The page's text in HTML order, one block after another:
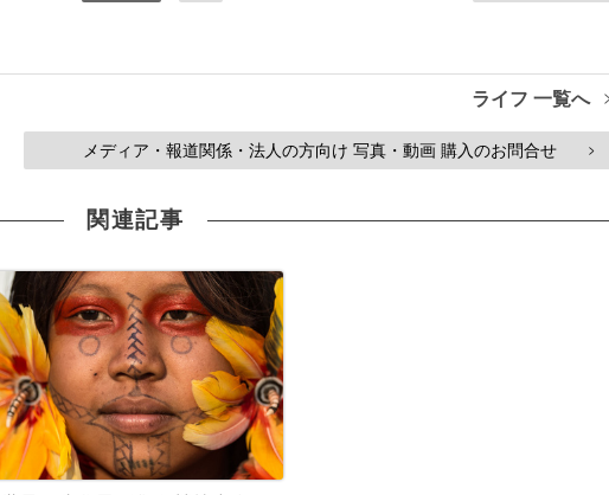
ライフ 一覧へ
メディア・報道関係・法人の方向け 写真・動画 購入のお問合せ >
関連記事